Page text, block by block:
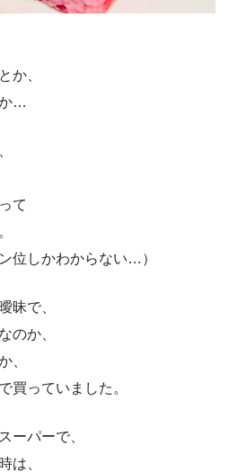
か、
…
て
位しかわからない…）
昧で、
のか、
、
買っていました。
ーパーで、
は、